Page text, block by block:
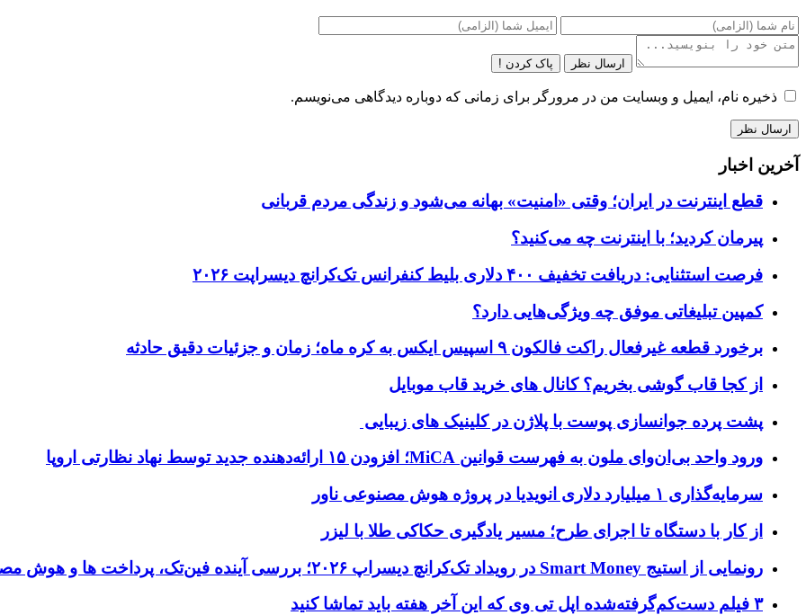
ارسال نظر پاک کردن !
ذخیره نام، ایمیل و وبسایت من در مرورگر برای زمانی که دوباره دیدگاهی می‌نویسم.
آخرین اخبار
قطع اینترنت در ایران؛ وقتی «امنیت» بهانه می‌شود و زندگی مردم قربانی
پیرمان کردید؛ با اینترنت چه می‌کنید؟
فرصت استثنایی: دریافت تخفیف ۴۰۰ دلاری بلیط کنفرانس تک‌کرانچ دیسراپت ۲۰۲۶
کمپین تبلیغاتی موفق چه ویژگی‌هایی دارد؟
برخورد قطعه غیرفعال راکت فالکون ۹ اسپیس ایکس به کره ماه؛ زمان و جزئیات دقیق حادثه
از کجا قاب گوشی بخریم؟ کانال های خرید قاب موبایل
پشت پرده جوانسازی پوست با پلاژن در کلینیک های زیبایی
ورود واحد بی‌ان‌وای ملون به فهرست قوانین MiCA؛ افزودن ۱۵ ارائه‌دهنده جدید توسط نهاد نظارتی اروپا
سرمایه‌گذاری ۱ میلیارد دلاری انویدیا در پروژه هوش مصنوعی ناور
از کار با دستگاه تا اجرای طرح؛ مسیر یادگیری حکاکی طلا با لیزر
رونمایی از استیج Smart Money در رویداد تک‌کرانچ دیسراپ ۲۰۲۶؛ بررسی آینده فین‌تک، پرداخت‌ ها و هوش مصنوعی
۳ فیلم دست‌کم‌گرفته‌شده اپل تی وی که این آخر هفته باید تماشا کنید